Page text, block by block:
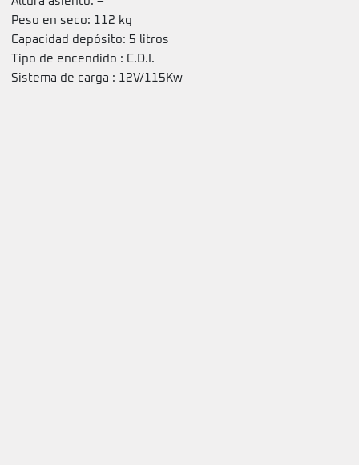
Peso en seco: 112 kg
Capacidad depósito: 5 litros
Tipo de encendido : C.D.I.
Sistema de carga : 12V/115Kw